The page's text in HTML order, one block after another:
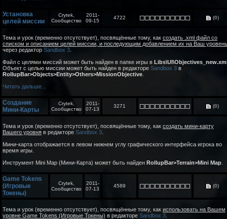
Установка
целей миссии
Crytek,
Сообщество
2011-
09-15
4722 (0)
Тема и урок (временно отсутствует), посвящённые тому, как создать .xml файл со
списком и описанием целей миссии, и последующим добавлением их на Ваш уровень
через редактор Sandbox 3
Файл с целями миссий может быть найден в папке игры в
Объект с целью миссии может быть найден в редакторе Sandbox 3 в
RollupBar>Objects>Entity>Others>MissionObjective
Читать дальше...
Создание
Мини-Карты
Crytek,
Сообщество
2011-
07-13
3271 (0)
Тема и урок (временно отсутствует), посвящённые тому, как создать мини-карту
Вашего уровня в редакторе Sandbox 3
Мини-карта отображается в левом нижнем углу графического интерфейса игрока во
время игры.
Инструмент Mini Map (Мини-Карта) может быть найден RollupBar>Terrain>Mini Map
Game Tokens
(Игровые
Токены)
Crytek,
Сообщество
2011-
07-13
4589 (0)
Тема и урок (временно отсутствует), посвящённые тому, как использовать на Вашем
уровне Game Tokens (Игровые Токены) в редакторе Sandbox 3